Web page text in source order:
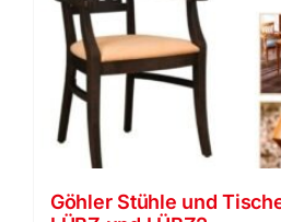
Göhler Stühle und